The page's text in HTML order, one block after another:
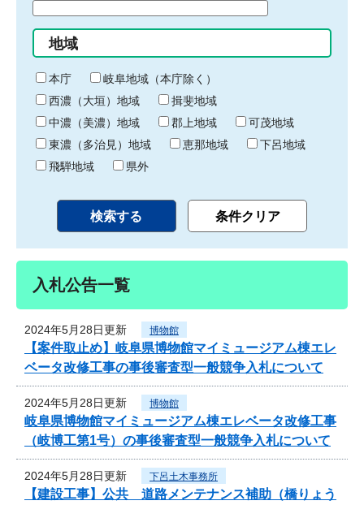
始
り
間
終
わ
り
地域
本庁
岐阜地域（本庁除く）
西濃（大垣）地域
揖斐地域
中濃（美濃）地域
郡上地域
可茂地域
東濃（多治見）地域
恵那地域
下呂地域
飛騨地域
県外
入札公告一覧
2024年5月28日更新 博物館
【案件取止め】岐阜県博物館マイミュージアム棟エレ
ベータ改修工事の事後審査型一般競争入札について
2024年5月28日更新 博物館
岐阜県博物館マイミュージアム棟エレベータ改修工事
（岐博工第1号）の事後審査型一般競争入札について
2024年5月28日更新 下呂土木事務所
【建設工事】公共 道路メンテナンス補助（橋りょう